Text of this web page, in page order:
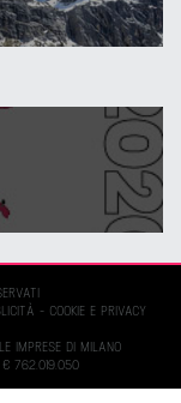
- COOKIE E PRIVACY
IMPRESE DI MILANO
€ 762.019.050